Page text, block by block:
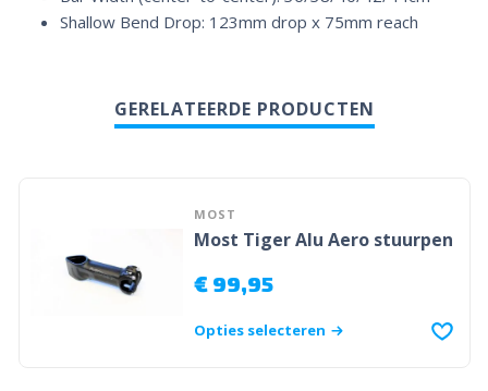
Shallow Bend Drop: 123mm drop x 75mm reach
GERELATEERDE PRODUCTEN
MOST
Most Tiger Alu Aero stuurpen
€99,95
Opties selecteren